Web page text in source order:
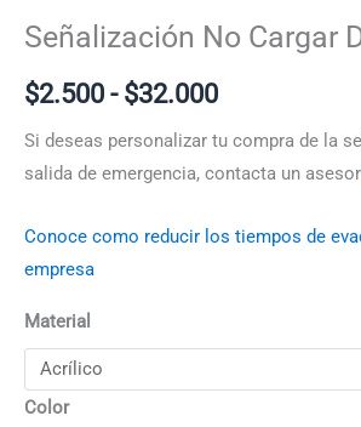
Señalización No Cargar
$2.500 - $32.000
Si deseas personalizar tu compra de la
salida de emergencia, contacta un asesor
Conoce como reducir los tiempos de
empresa
Material
Color